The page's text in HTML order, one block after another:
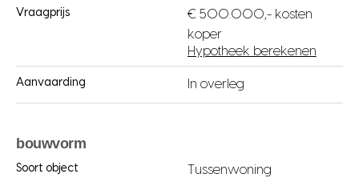
Vraagprijs
€ 500.000,- kosten
koper
Hypotheek berekenen
Aanvaarding In overleg
bouwvorm
Soort object Tussenwoning